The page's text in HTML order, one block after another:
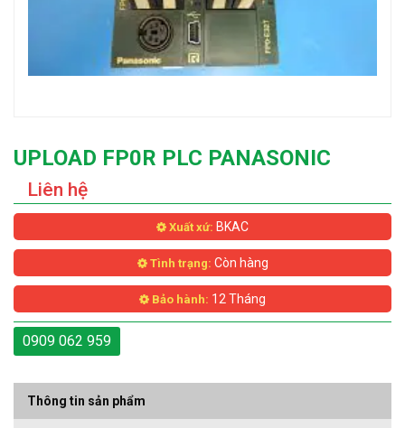
UPLOAD FP0R PLC PANASONIC
Liên hệ
Xuất xứ: BKAC
Tình trạng: Còn hàng
Bảo hành: 12 Tháng
0909 062 959
Thông tin sản phẩm